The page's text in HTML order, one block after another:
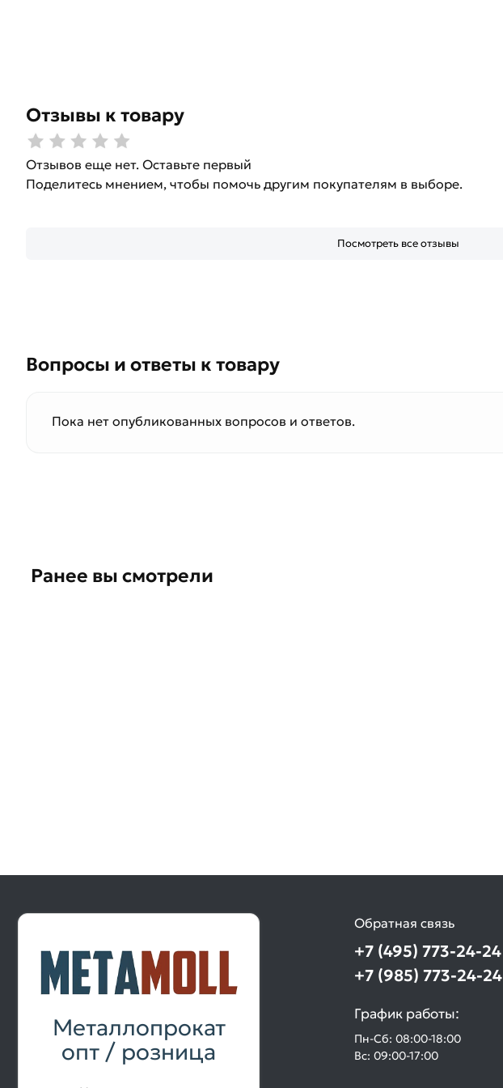
Отзывы к товару
Отзывов еще нет. Оставьте первый
Поделитесь мнением, чтобы помочь другим покупателям в выборе.
Посмотреть все отзывы
Вопросы и ответы к товару
Пока нет опубликованных вопросов и ответов.
Ранее вы смотрели
Металлопрокат
опт / розница
Обратная связь
+7 (495) 773-24-24
+7 (985) 773-24-24
График работы:
Пн-Сб: 08:00-18:00
Вс: 09:00-17:00